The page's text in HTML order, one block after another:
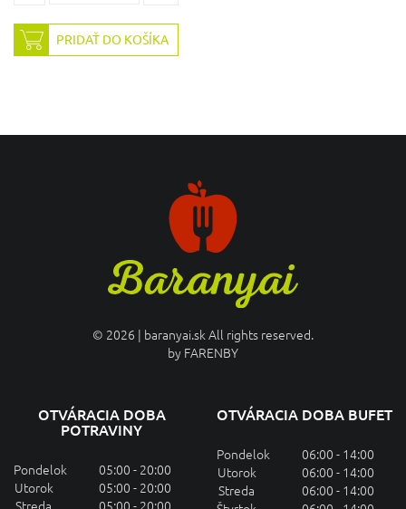
PRIDAŤ DO KOŠÍKA
© 2026 | baranyai.sk All rights reserved.
by FARENBY
OTVÁRACIA DOBA
POTRAVINY
Pondelok
05:00 - 20:00
Utorok
05:00 - 20:00
OTVÁRACIA DOBA BUFET
Pondelok
06:00 - 14:00
Utorok
06:00 - 14:00
Streda
06:00 - 14:00